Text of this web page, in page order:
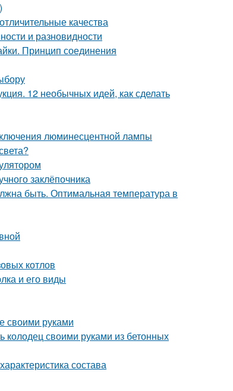
качества
и разновидности
Принцип соединения
12 необычных идей, как сделать
люминесцентной лампы
заклёпочника
быть. Оптимальная температура в
котлов
и его виды
своими руками
колодец своими руками из бетонных
состава